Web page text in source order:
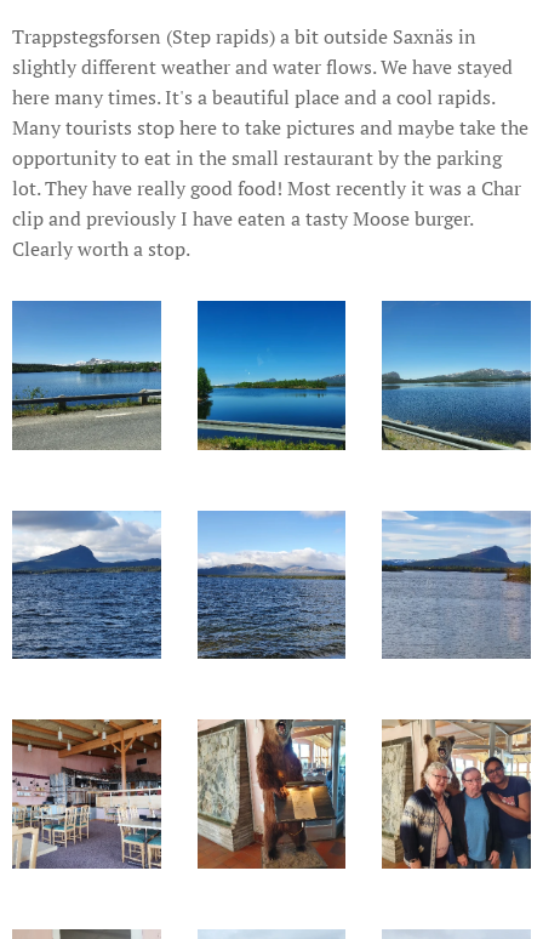
Trappstegsforsen (Step rapids) a bit outside Saxnäs in
slightly different weather and water flows. We have stayed
here many times. It's a beautiful place and a cool rapids.
Many tourists stop here to take pictures and maybe take the
opportunity to eat in the small restaurant by the parking
lot. They have really good food! Most recently it was a Char
clip and previously I have eaten a tasty Moose burger.
Clearly worth a stop.